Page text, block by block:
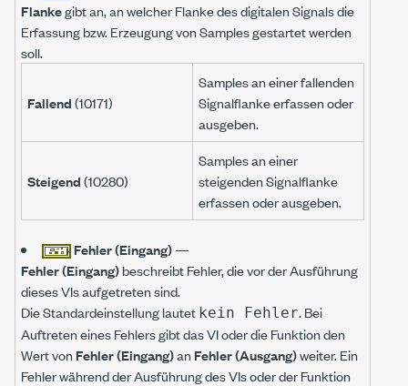
Flankegibt an, an welcher Flanke des digitalen Signals die
Erfassung bzw. Erzeugung von Samples gestartet werden
soll.
Fallend(10171)
Samples an einer fallenden
Signalflanke erfassen oder
ausgeben.
Steigend(10280)
Samples an einer
steigenden Signalflanke
erfassen oder ausgeben.
Fehler (Eingang)—
Fehler (Eingang)beschreibt Fehler, die vor der Ausführung
dieses VIs aufgetreten sind.
Die Standardeinstellung lautet kein Fehler. Bei
Auftreten eines Fehlers gibt das VI oder die Funktion den
Wert vonFehler (Eingang)anFehler (Ausgang)weiter. Ein
Fehler während der Ausführung des VIs oder der Funktion